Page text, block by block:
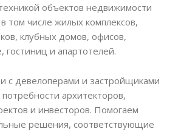
объектов недвижимости
том числе жилых комплексов,
клубных домов, офисов,
гостиниц и апартотелей.
с девелоперами и застройщиками
архитекторов,
и инвесторов. Помогаем
решения, соответствующие